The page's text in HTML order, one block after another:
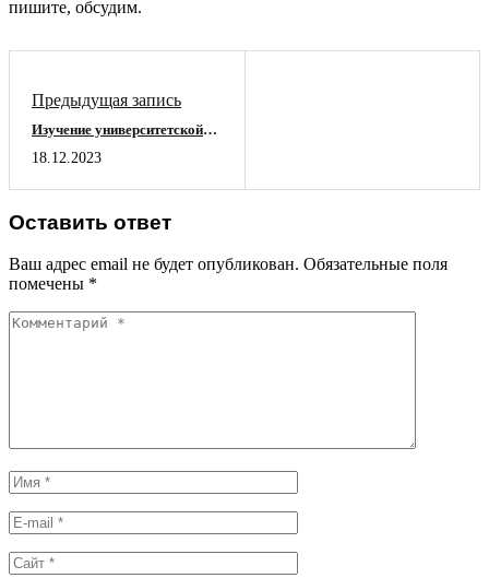
пишите, обсудим.
Предыдущая запись
Изучение университетской
(2023)
18.12.2023
Оставить ответ
Ваш адрес email не будет опубликован. Обязательные поля
помечены *